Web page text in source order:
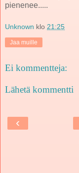
pienenee.....
Unknown klo 21:25
Jaa muille
Ei kommentteja:
Lähetä kommentti
‹